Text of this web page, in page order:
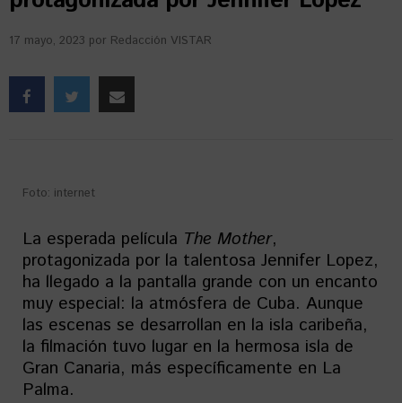
17 mayo, 2023 por Redacción VISTAR
Foto: internet
La esperada película The Mother,
protagonizada por la talentosa Jennifer Lopez,
ha llegado a la pantalla grande con un encanto
muy especial: la atmósfera de Cuba. Aunque
las escenas se desarrollan en la isla caribeña,
la filmación tuvo lugar en la hermosa isla de
Gran Canaria, más específicamente en La
Palma.